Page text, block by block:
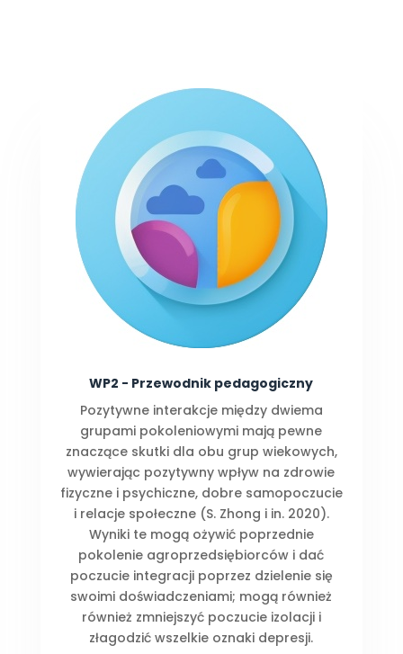
WP2 - Przewodnik pedagogiczny
Pozytywne interakcje między dwiema
grupami pokoleniowymi mają pewne
znaczące skutki dla obu grup wiekowych,
wywierając pozytywny wpływ na zdrowie
fizyczne i psychiczne, dobre samopoczucie
i relacje społeczne (S. Zhong i in. 2020).
Wyniki te mogą ożywić poprzednie
pokolenie agroprzedsiębiorców i dać
poczucie integracji poprzez dzielenie się
swoimi doświadczeniami; mogą również
również zmniejszyć poczucie izolacji i
złagodzić wszelkie oznaki depresji.